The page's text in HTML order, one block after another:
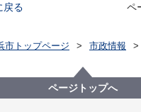
戻る ペ
市トップページ
市政情報
９日は「救急の日」 消防局と崎
る救急広報を行います。 大切な
ページトップへ